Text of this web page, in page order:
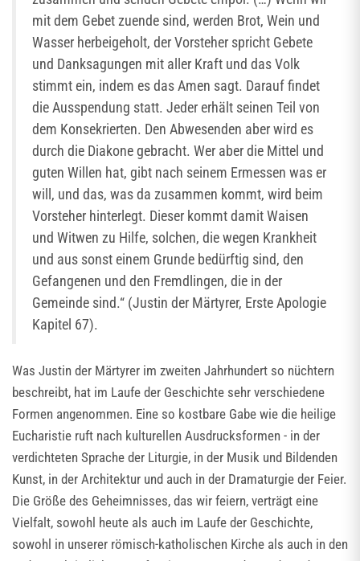
mit dem Gebet zuende sind, werden Brot, Wein und
Wasser herbeigeholt, der Vorsteher spricht Gebete
und Danksagungen mit aller Kraft und das Volk
stimmt ein, indem es das Amen sagt. Darauf findet
die Ausspendung statt. Jeder erhält seinen Teil von
dem Konsekrierten. Den Abwesenden aber wird es
durch die Diakone gebracht. Wer aber die Mittel und
guten Willen hat, gibt nach seinem Ermessen was er
will, und das, was da zusammen kommt, wird beim
Vorsteher hinterlegt. Dieser kommt damit Waisen
und Witwen zu Hilfe, solchen, die wegen Krankheit
und aus sonst einem Grunde bedürftig sind, den
Gefangenen und den Fremdlingen, die in der
Gemeinde sind.“ (Justin der Märtyrer, Erste Apologie
Kapitel 67).
Was Justin der Märtyrer im zweiten Jahrhundert so nüchtern
beschreibt, hat im Laufe der Geschichte sehr verschiedene
Formen angenommen. Eine so kostbare Gabe wie die heilige
Eucharistie ruft nach kulturellen Ausdrucksformen - in der
verdichteten Sprache der Liturgie, in der Musik und Bildenden
Kunst, in der Architektur und auch in der Dramaturgie der Feier.
Die Größe des Geheimnisses, das wir feiern, verträgt eine
Vielfalt, sowohl heute als auch im Laufe der Geschichte,
sowohl in unserer römisch-katholischen Kirche als auch in den